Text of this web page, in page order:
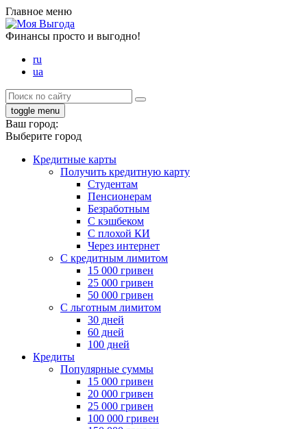
Главное меню
Финансы просто и выгодно!
ru
ua
toggle menu
Ваш город:
Выберите город
Кредитные карты
Получить кредитную карту
Студентам
Пенсионерам
Безработным
С кэшбеком
С плохой КИ
Через интернет
С кредитным лимитом
15 000 гривен
25 000 гривен
50 000 гривен
С льготным лимитом
30 дней
60 дней
100 дней
Кредиты
Популярные суммы
15 000 гривен
20 000 гривен
25 000 гривен
100 000 гривен